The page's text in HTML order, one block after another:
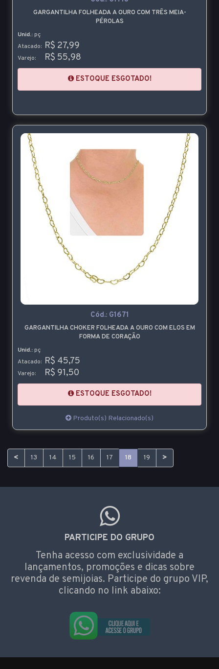
GARGANTILHA FOLHEADA A OURO COM TRÊS MEIA-
PÉROLAS
Unid.: pç
Atacado: R$ 27,99
Varejo: R$ 55,98
ESTOQUE ESGOTADO!
Cód.: G1671
GARGANTILHA CHOKER FOLHEADA A OURO COM ELOS EM
FORMA DE CORAÇÃO
Unid.: pç
Atacado: R$ 45,75
Varejo: R$ 91,50
ESTOQUE ESGOTADO!
Produto(s) Relacionado(s)
< 13 14 15 16 17 18 19 >
PARTICIPE DO GRUPO
Tenha acesso com exclusividade a
lançamentos, promoções e dicas sobre
revenda de semijoias. Participe do grupo VIP,
clicando no link abaixo: